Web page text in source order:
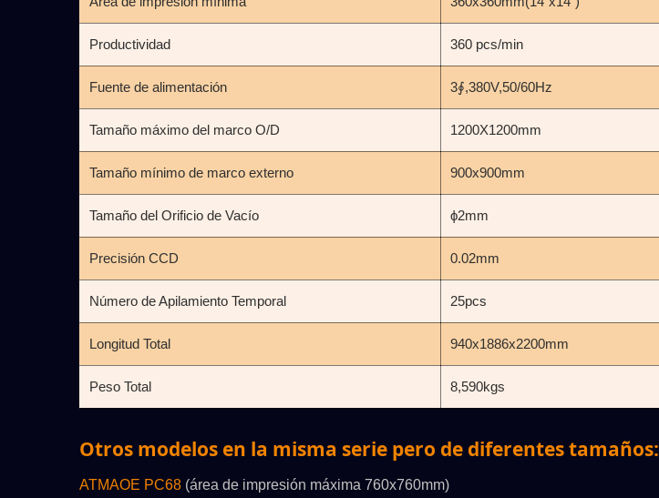
Productividad 360 pcs/min
Fuente de alimentación 3∮,380V,50/60Hz
Tamaño máximo del marco O/D 1200X1200mm
Tamaño mínimo de marco externo 900x900mm
Tamaño del Orificio de Vacío ϕ2mm
Precisión CCD 0.02mm
Número de Apilamiento Temporal 25pcs
Longitud Total 940x1886x2200mm
Peso Total 8,590kgs
Otros modelos en la misma serie pero de diferentes tamaños:
ATMAOE PC68 (área de impresión máxima 760x760mm)